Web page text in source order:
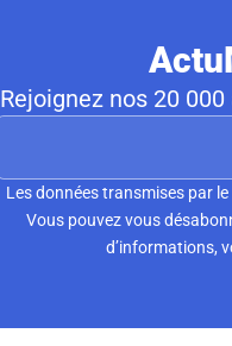
Rejoignez nos 20
Les données transmises par
Vous pouvez vous
d’informations,